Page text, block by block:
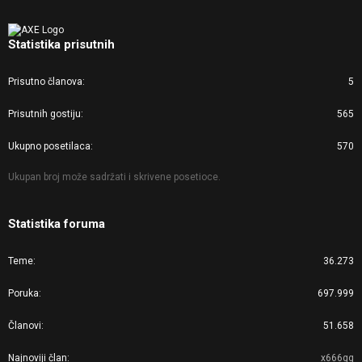
Statistika prisutnih
Prisutno članova 5
Prisutnih gostiju 565
Ukupno posetilaca 570
Ukupan broj može sadržati i skrivene posetioce.
Statistika foruma
Teme 36.273
Poruka 697.999
Članovi 51.658
Najnoviji član x666gg